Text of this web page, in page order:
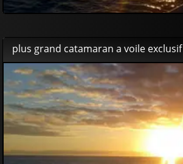
plus grand catamaran a voile exclusif
€5300